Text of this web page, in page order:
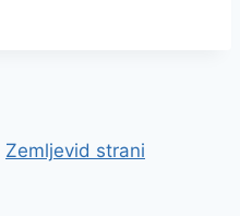
Zemljevid strani